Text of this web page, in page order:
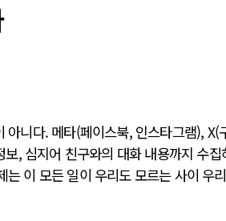
니다. 메타(페이스북, 인스타그램), X(
, 심지어 친구와의 대화 내용까지 수
이 모든 일이 우리도 모르는 사이 우